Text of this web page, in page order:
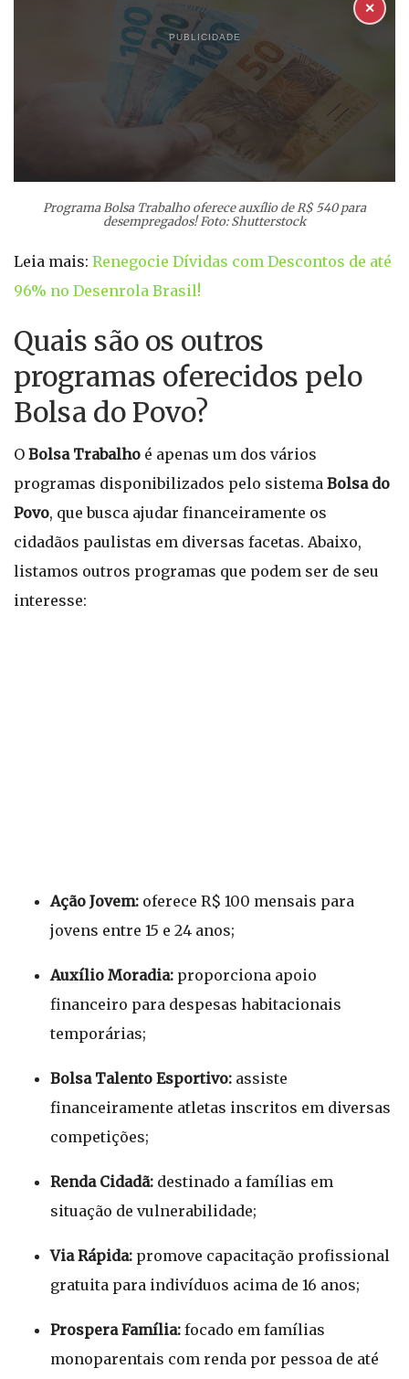
PUBLICIDADE
✕
Programa Bolsa Trabalho oferece auxílio de R$ 540 para
desempregados! Foto: Shutterstock
Leia mais: Renegocie Dívidas com Descontos de até
96% no Desenrola Brasil!
Quais são os outros
programas oferecidos pelo
Bolsa do Povo?
O Bolsa Trabalho é apenas um dos vários
programas disponibilizados pelo sistema Bolsa do
Povo, que busca ajudar financeiramente os
cidadãos paulistas em diversas facetas. Abaixo,
listamos outros programas que podem ser de seu
interesse:
Ação Jovem: oferece R$ 100 mensais para
jovens entre 15 e 24 anos;
Auxílio Moradia: proporciona apoio
financeiro para despesas habitacionais
temporárias;
Bolsa Talento Esportivo: assiste
financeiramente atletas inscritos em diversas
competições;
Renda Cidadã: destinado a famílias em
situação de vulnerabilidade;
Via Rápida: promove capacitação profissional
gratuita para indivíduos acima de 16 anos;
Prospera Família: focado em famílias
monoparentais com renda por pessoa de até